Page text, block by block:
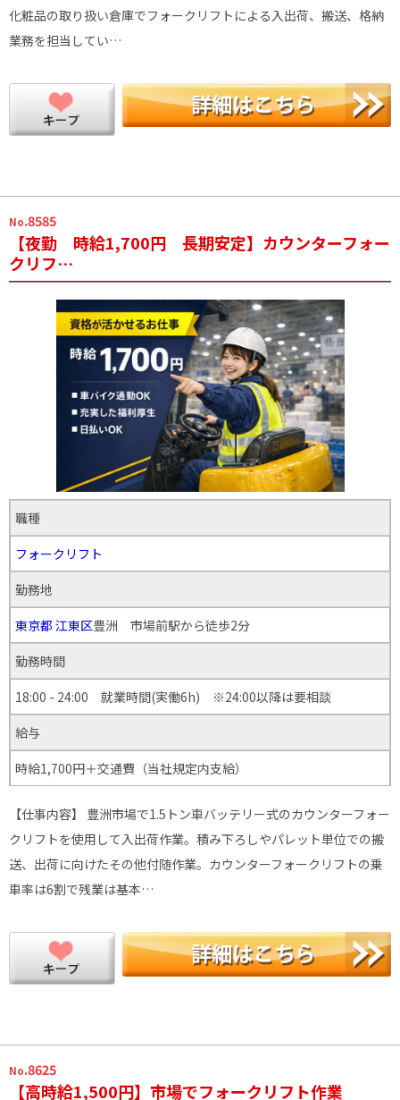
化粧品の取り扱い倉庫でフォークリフトによる入出荷、搬送、格納
業務を担当してい…
No.8585
【夜勤 時給1,700円 長期安定】カウンターフォー
クリフ…
職種
フォークリフト
勤務地
東京都 江東区豊洲 市場前駅から徒歩2分
勤務時間
18:00 - 24:00 就業時間(実働6h) ※24:00以降は要相談
給与
時給1,700円＋交通費（当社規定内支給）
【仕事内容】 豊洲市場で1.5トン車バッテリー式のカウンターフォー
クリフトを使用して入出荷作業。積み下ろしやパレット単位での搬
送、出荷に向けたその他付随作業。カウンターフォークリフトの乗
車率は6割で残業は基本…
No.8625
【高時給1,500円】市場でフォークリフト作業